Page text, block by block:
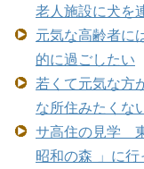
老人施設に犬を
元気な高齢者に
的に過ごしたい
若くて元気な方
な所住みたくな
サ高住の見学
昭和の森 」に行